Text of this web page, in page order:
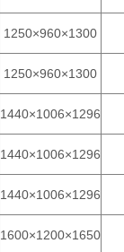
1250×960×1300
1250×960×1300
1440×1006×1296
1440×1006×1296
1440×1006×1296
1600×1200×1650